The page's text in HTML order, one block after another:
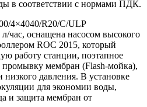
в соответствии с нормами ПДК.
4×4040/R20/C/ULP
час, оснащена насосом высокого
ROC 2015, который
работу станции, поэтапное
мембран (Flash-мойка),
низкого давления. В установке
для экономии воды,
и защита мембран от